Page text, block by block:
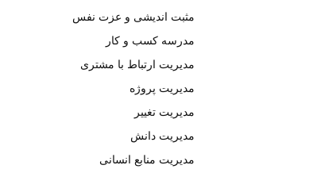
مثبت اندیشی و عزت نفس
مدرسه کسب و کار
مدیریت ارتباط با مشتری
مدیریت پروژه
مدیریت تغییر
مدیریت دانش
مدیریت منابع انسانی